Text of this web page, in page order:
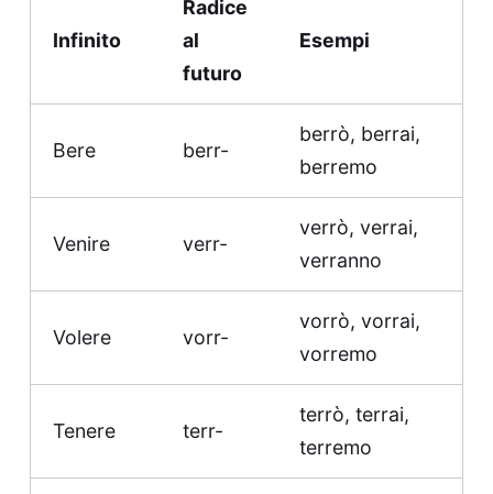
Infinito
Radice
al
futuro
Esempi
Bere berr-
berrò, berrai,
berremo
Venire verr-
verrò, verrai,
verranno
Volere vorr-
vorrò, vorrai,
vorremo
Tenere terr-
terrò, terrai,
terremo